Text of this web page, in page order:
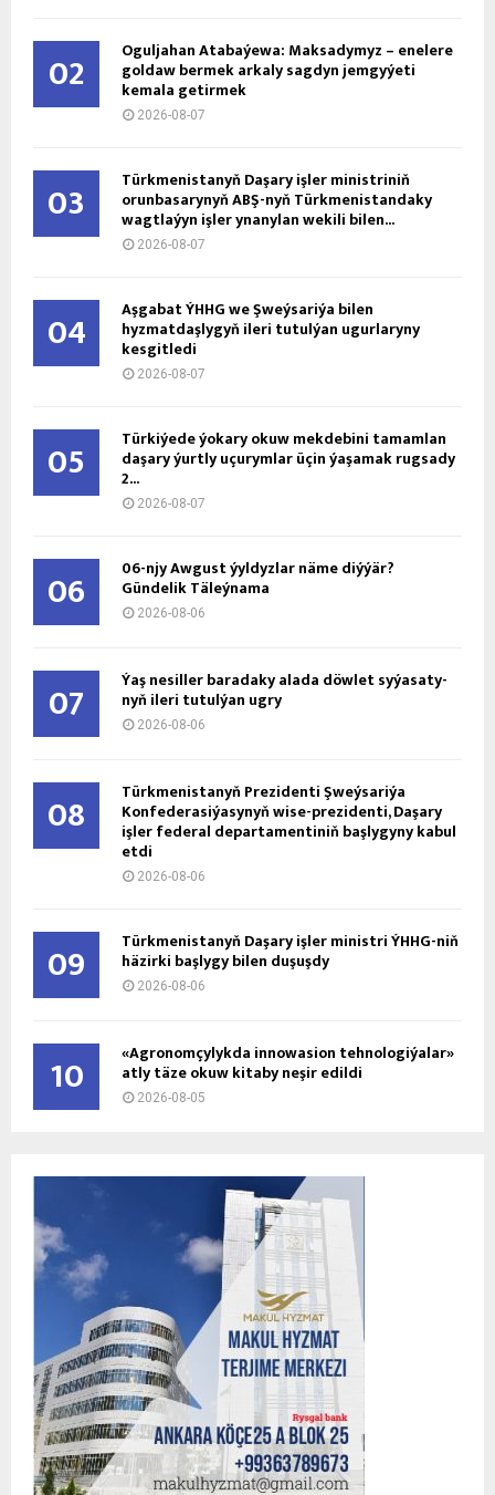
02 Oguljahan Atabaýewa: Maksadymyz – enelere
goldaw bermek arkaly sagdyn jemgyýeti
kemala getirmek
2026-08-07
03 Türkmenistanyň Daşary işler ministriniň
orunbasarynyň ABŞ-nyň Türkmenistandaky
wagtlaýyn işler ynanylan wekili bilen...
2026-08-07
04 Aşgabat ÝHHG we Şweýsariýa bilen
hyzmatdaşlygyň ileri tutulýan ugurlaryny
kesgitledi
2026-08-07
05 Türkiýede ýokary okuw mekdebini tamamlan
daşary ýurtly uçurymlar üçin ýaşamak rugsady
2...
2026-08-07
06 06-njy Awgust ýyldyzlar näme diýýär?
Gündelik Täleýnama
2026-08-06
07 Ýaş ne­sil­ler ba­ra­da­ky ala­da döw­let sy­ýa­sa­ty­
nyň ile­ri tu­tul­ýan ug­ry
2026-08-06
08 Türkmenistanyň Prezidenti Şweýsariýa
Konfederasiýasynyň wise-prezidenti, Daşary
işler federal departamentiniň başlygyny kabul
etdi
2026-08-06
09 Türkmenistanyň Daşary işler ministri ÝHHG-niň
häzirki başlygy bilen duşuşdy
2026-08-06
10 «Agronomçylykda innowasion tehnologiýalar»
atly täze okuw kitaby neşir edildi
2026-08-05